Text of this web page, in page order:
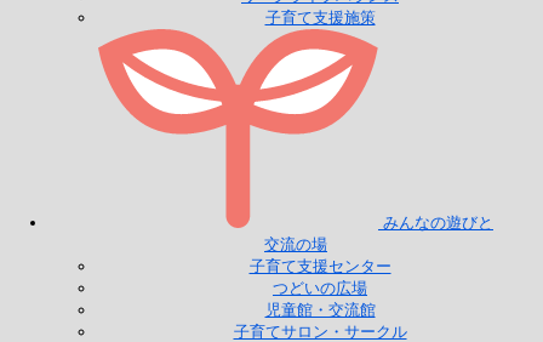
子育て支援施策
みんなの遊びと
交流の場
子育て支援センター
つどいの広場
児童館・交流館
子育てサロン・サークル